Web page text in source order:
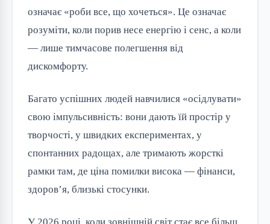
означає «роби все, що хочеться». Це означає
розуміти, коли порив несе енергію і сенс, а коли
— лише тимчасове полегшення від
дискомфорту.
Багато успішних людей навчилися «осідлувати»
свою імпульсивність: вони дають їй простір у
творчості, у швидких експериментах, у
спонтанних радощах, але тримають жорсткі
рамки там, де ціна помилки висока — фінанси,
здоров’я, близькі стосунки.